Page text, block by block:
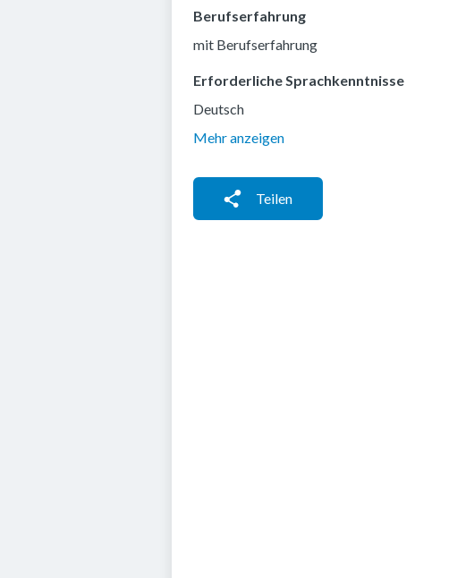
Berufserfahrung
mit Berufserfahrung
Erforderliche Sprachkenntnisse
Deutsch
Mehr anzeigen
Teilen